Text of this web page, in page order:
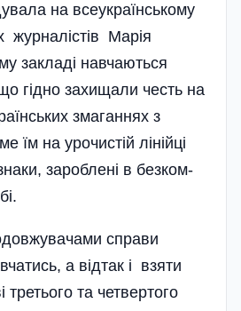
на всеукраїнському
журналістів Марія
закладі навчаються
гідно захищали честь на
змаганнях з
їм на урочистій лінійці
зароблені в безком­
справи
а відтак і взяти
третього та четвертого